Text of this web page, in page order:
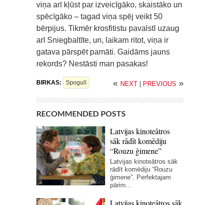
viņa arī kļūst par izveicīgāko, skaistāko un
spēcīgāko – tagad viņa spēj veikt 50
bērpijus. Tikmēr krosfitistu pavalstī uzaug
arī Sniegbaltīte, un, laikam ritot, viņa ir
gatava pārspēt pamāti. Gaidāms jauns
rekords? Nestāsti man pasakas!
BIRKAS: Spogulī « NEXT PREVIOUS »
RECOMMENDED POSTS
Latvijas kinoteātros
sāk rādīt komēdiju
“Rouzu ģimene”
Latvijas kinoteātros sāk
rādīt komēdiju “Rouzu
ģimene”. Perfektajam
pārim...